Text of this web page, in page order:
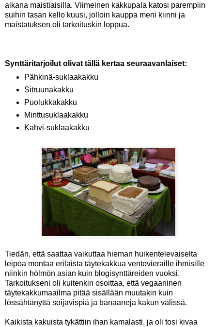
aikana maistiaisilla. Viimeinen kakkupala katosi parempiin
suihin tasan kello kuusi, jolloin kauppa meni kiinni ja
maistatuksen oli tarkoituskin loppua.
Synttäritarjoilut olivat tällä kertaa seuraavanlaiset:
Pähkinä-suklaakakku
Sitruunakakku
Puolukkakakku
Minttusuklaakakku
Kahvi-suklaakakku
Tiedän, että saattaa vaikuttaa hieman huikentelevaiselta
leipoa montaa erilaista täytekakkua ventovieraille ihmisille
niinkin hölmön asian kuin blogisynttäreiden vuoksi.
Tarkoitukseni oli kuitenkin osoittaa, että vegaaninen
täytekakkumaailma pitää sisällään muutakin kuin
lössähtänyttä soijavispiä ja banaaneja kakun välissä.
Kaikista kakuista tykättiin ihan kamalasti, ja oli tosi kivaa